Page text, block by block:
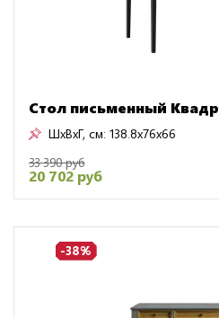
Стол письменный
ШxВxГ, см: 138.8x76x66
33 390 руб
20 702 руб
-38%